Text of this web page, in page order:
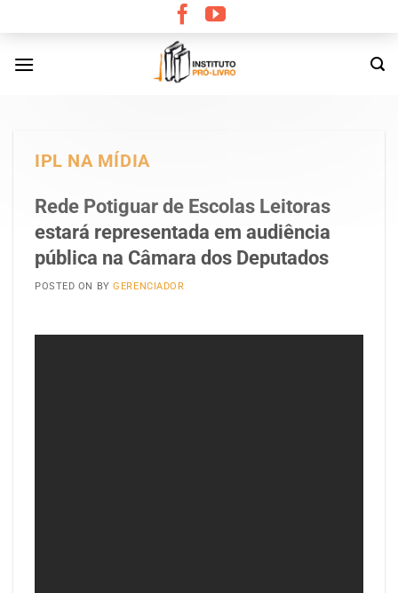
content
IPL NA MÍDIA
Rede Potiguar de Escolas Leitoras
estará representada em audiência
pública na Câmara dos Deputados
POSTED ON BYGERENCIADOR